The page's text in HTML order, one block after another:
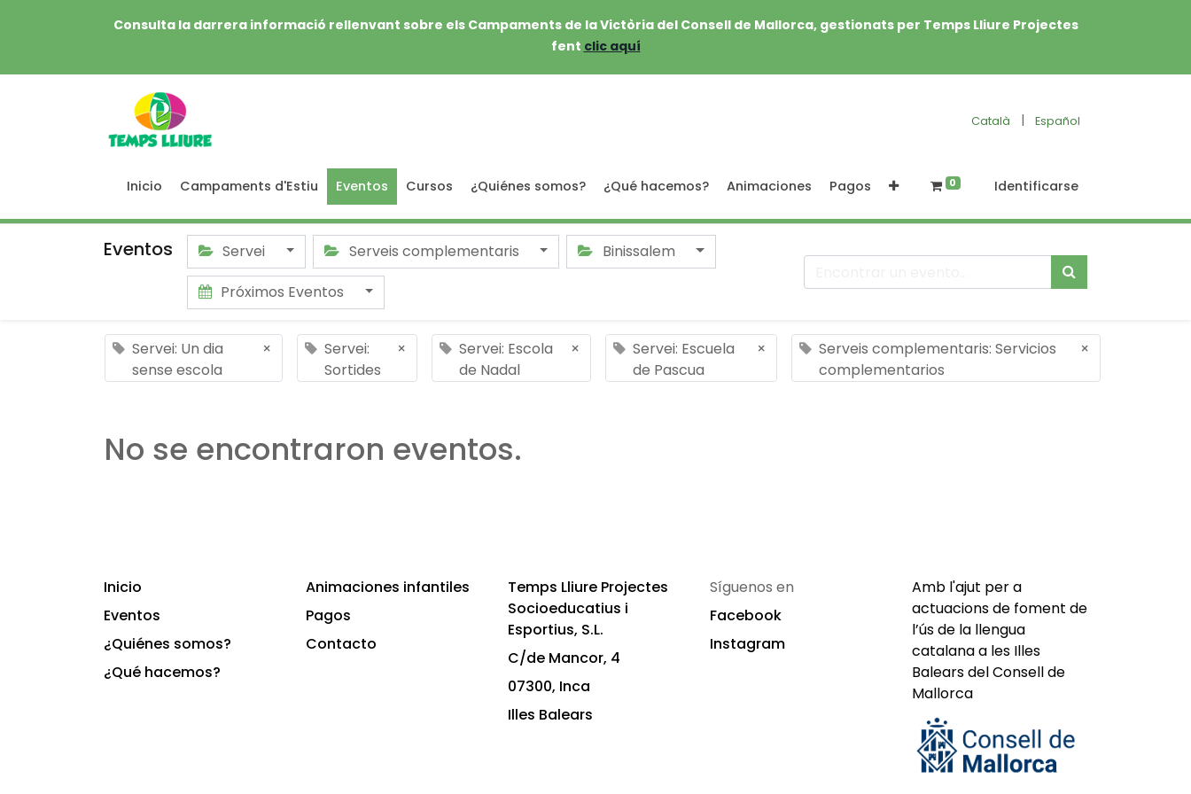
Consulta la darrera informació rellenvant sobre els Campaments de la Victòria del Consell de Mallorca, gestionats per Temps Lliure Projectes
fent clic aquí
Català | Español
Inicio Campaments d'Estiu Eventos Cursos ¿Quiénes somos? ¿Qué hacemos? Animaciones Pagos 0 Identificarse
Eventos Servei Serveis complementaris
Binissalem
Próximos Eventos
Servei: Un dia
sense escola
×
Servei:
Sortides
×
Servei: Escola
de Nadal
×
Servei: Escuela
de Pascua
×
Serveis complementaris: Servicios
complementarios
×
No se encontraron eventos.
Inicio
Eventos
¿Quiénes somos?
¿Qué hacemos?
Animaciones infantiles
Pagos
Contacto
Temps Lliure Projectes
Socioeducatius i
Esportius, S.L.
C/de Mancor, 4
07300, Inca
Illes Balears
Síguenos en
Facebook
Instagram
Amb l'ajut per a
actuacions de foment de
l’ús de la llengua
catalana a les Illes
Balears del Consell de
Mallorca